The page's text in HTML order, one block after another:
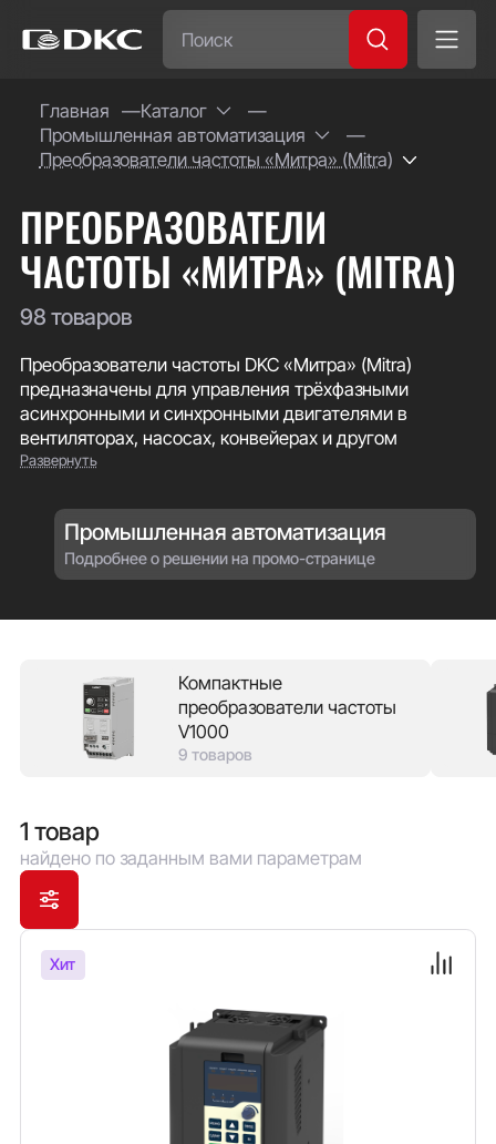
Главная
Каталог
Промышленная автоматизация
Преобразователи частоты «Митра» (Mitra)
ПРЕОБРАЗОВАТЕЛИ
ЧАСТОТЫ «МИТРА» (MITRA)
98 товаров
Преобразователи частоты DKC «Митра» (Mitra)
предназначены для управления трёхфазными
асинхронными и синхронными двигателями в
вентиляторах, насосах, конвейерах и другом
технологическом оборудовании. Поддерживают
также скалярное. В зависимости от модификации
оснащены встроенными тормозными прерывателями
и ЭМС-фильтрами. Имеют широкий набор функций
защит. Для интеграции в АСУ ТП поддерживаются
Настройки можно копировать через панель
оператора.
Развернуть
Промышленная автоматизация
Подробнее о решении на промо-странице
Компактные
преобразователи частоты
V1000
9 товаров
1 товар
найдено по заданным вами параметрам
Хит
Часто ищут:
Специсполнение